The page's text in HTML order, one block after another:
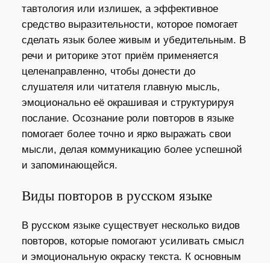
тавтология или излишек, а эффективное
средство выразительности, которое помогает
сделать язык более живым и убедительным. В
речи и риторике этот приём применяется
целенаправленно, чтобы донести до
слушателя или читателя главную мысль,
эмоционально её окрашивая и структурируя
послание. Осознание роли повторов в языке
помогает более точно и ярко выражать свои
мысли, делая коммуникацию более успешной
и запоминающейся.
Виды повторов в русском языке
В русском языке существует несколько видов
повторов, которые помогают усиливать смысл
и эмоциональную окраску текста. К основным